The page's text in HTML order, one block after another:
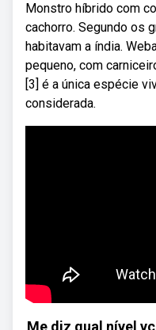
Monstro híbrido com
cachorro. Segundo os
habitavam a índia.
pequeno, com
[3] é a única espécie
considerada.
Me diz qual nível